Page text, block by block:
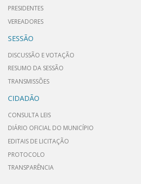
PRESIDENTES
VEREADORES
SESSÃO
DISCUSSÃO E VOTAÇÃO
RESUMO DA SESSÃO
TRANSMISSÕES
CIDADÃO
CONSULTA LEIS
DIÁRIO OFICIAL DO MUNICÍPIO
EDITAIS DE LICITAÇÃO
PROTOCOLO
TRANSPARÊNCIA